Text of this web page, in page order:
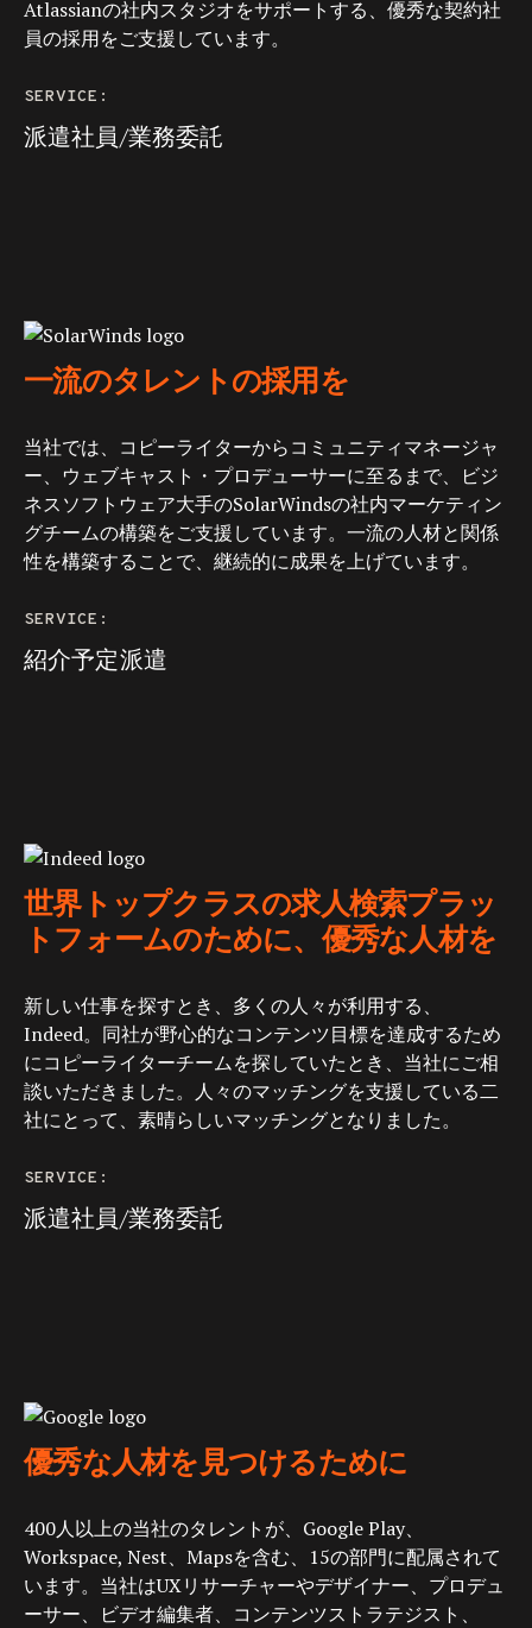
Atlassianの社内スタジオをサポートする、優秀な契約社
員の採用をご支援しています。
SERVICE:
派遣社員/業務委託
一流のタレントの採用を
当社では、コピーライターからコミュニティマネージャ
ー、ウェブキャスト・プロデューサーに至るまで、ビジ
ネスソフトウェア大手のSolarWindsの社内マーケティン
グチームの構築をご支援しています。一流の人材と関係
性を構築することで、継続的に成果を上げています。
SERVICE:
紹介予定派遣
世界トップクラスの求人検索プラッ
トフォームのために、優秀な人材を
新しい仕事を探すとき、多くの人々が利用する、
Indeed。同社が野心的なコンテンツ目標を達成するため
にコピーライターチームを探していたとき、当社にご相
談いただきました。人々のマッチングを支援している二
社にとって、素晴らしいマッチングとなりました。
SERVICE:
派遣社員/業務委託
優秀な人材を見つけるために
400人以上の当社のタレントが、Google Play、
Workspace, Nest、Mapsを含む、15の部門に配属されて
います。当社はUXリサーチャーやデザイナー、プロデュ
ーサー、ビデオ編集者、コンテンツストラテジスト、